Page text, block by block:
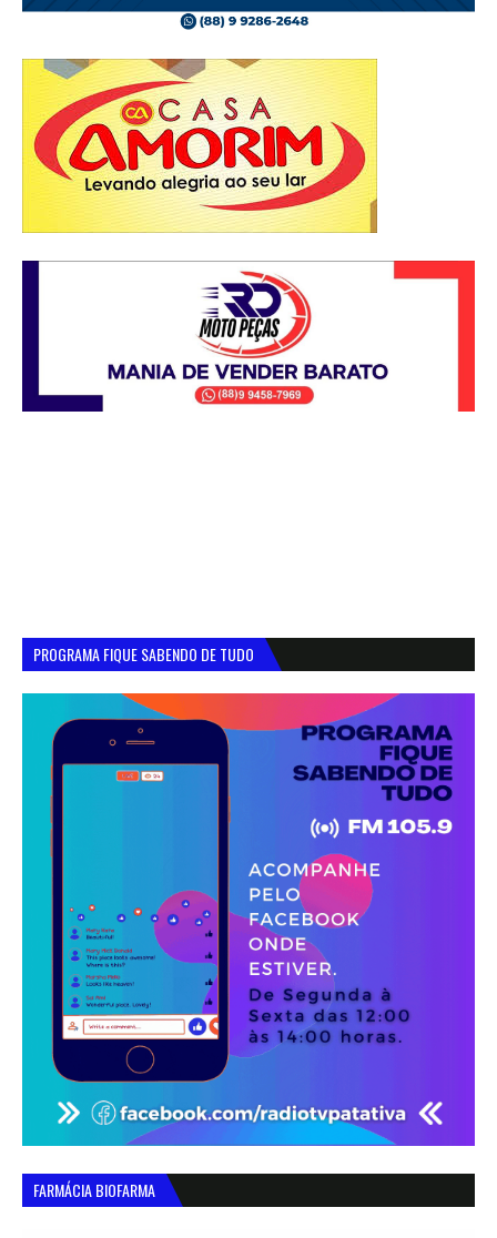
PROGRAMA FIQUE SABENDO DE TUDO
FARMÁCIA BIOFARMA